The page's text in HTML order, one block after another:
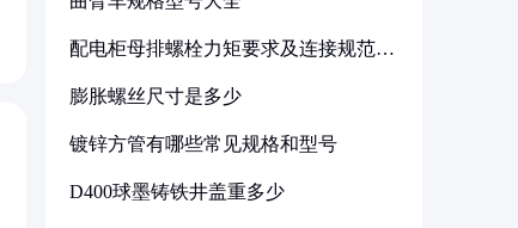
配电柜母排螺栓力矩要求及连接规范详
膨胀螺丝尺寸是多少
镀锌方管有哪些常见规格和型号
D400球墨铸铁井盖重多少